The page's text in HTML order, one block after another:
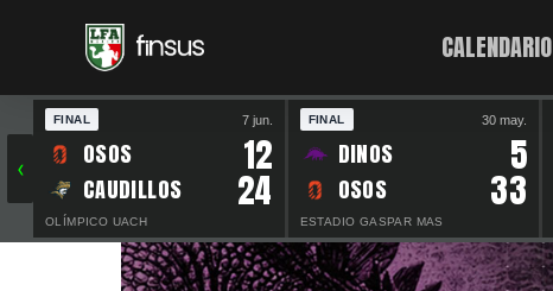
CALENDARIO
‹
FINAL 7 jun.
OSOS 12
CAUDILLOS 24
OLÍMPICO UACH
FINAL 30 may.
DINOS 5
OSOS 33
ESTADIO GASPAR MAS